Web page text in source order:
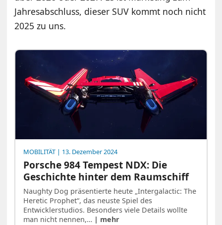
Jahresabschluss, dieser SUV kommt noch nicht
2025 zu uns.
MOBILITÄT | 13. Dezember 2024
Porsche 984 Tempest NDX: Die
Geschichte hinter dem Raumschiff
Naughty Dog präsentierte heute „Intergalactic: The
Heretic Prophet“, das neuste Spiel des
Entwicklerstudios. Besonders viele Details wollte
man nicht nennen,… | mehr